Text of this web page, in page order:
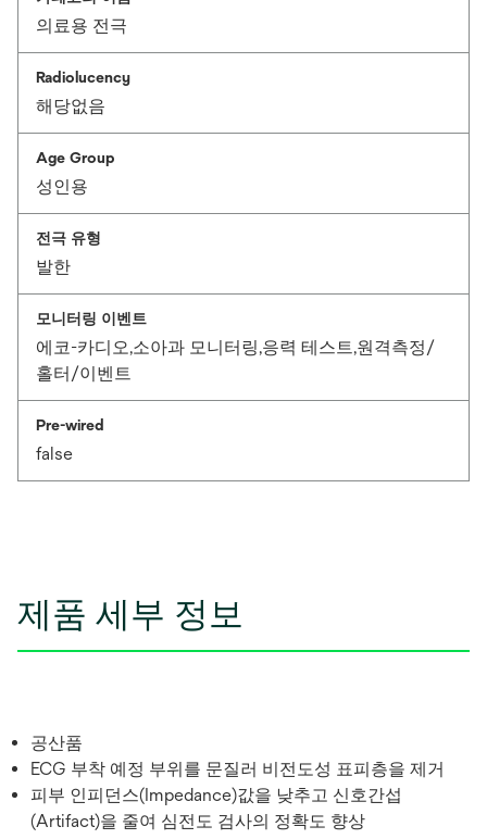
의료용 전극
Radiolucency
해당없음
Age Group
성인용
전극 유형
발한
모니터링 이벤트
에코-카디오,소아과 모니터링,응력 테스트,원격측정/
홀터/이벤트
Pre-wired
false
제품 세부 정보
공산품
ECG 부착 예정 부위를 문질러 비전도성 표피층을 제거
피부 인피던스(Impedance)값을 낮추고 신호간섭
(Artifact)을 줄여 심전도 검사의 정확도 향상